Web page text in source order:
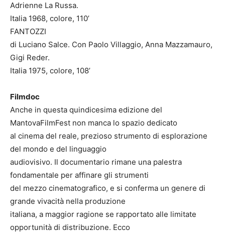
Adrienne La Russa.
Italia 1968, colore, 110’
FANTOZZI
di Luciano Salce. Con Paolo Villaggio, Anna Mazzamauro,
Gigi Reder.
Italia 1975, colore, 108’
Filmdoc
Anche in questa quindicesima edizione del
MantovaFilmFest non manca lo spazio dedicato
al cinema del reale, prezioso strumento di esplorazione
del mondo e del linguaggio
audiovisivo. Il documentario rimane una palestra
fondamentale per affinare gli strumenti
del mezzo cinematografico, e si conferma un genere di
grande vivacità nella produzione
italiana, a maggior ragione se rapportato alle limitate
opportunità di distribuzione. Ecco